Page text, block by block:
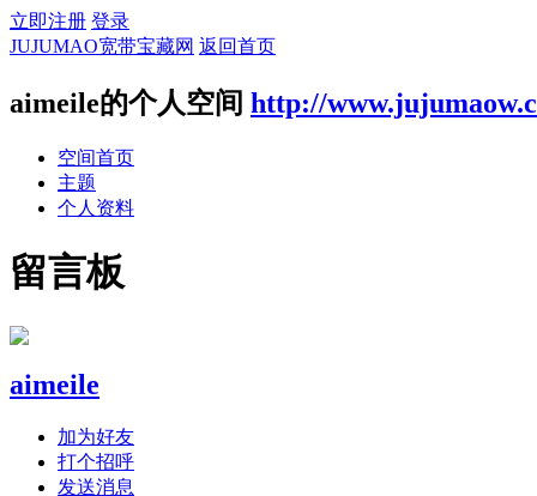
立即注册 登录
JUJUMAO宽带宝藏网 返回首页
aimeile的个人空间 http://
空间首页
主题
个人资料
留言板
aimeile
加为好友
打个招呼
发送消息